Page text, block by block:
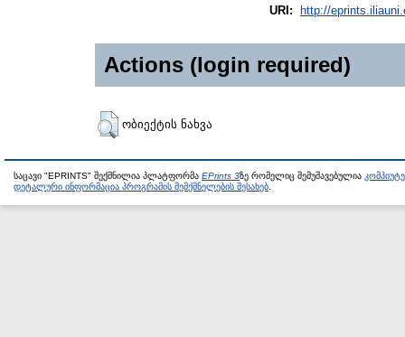
URI:
http://
Actions (login required)
ობიექტის ნახვა
საცავი "EPRINTS" შექმნილია პლატფორმა EPrints 3ზე რომელიც შემუშავებულია
დეტალური ინფორმაცია პროგრამის შემქმნელების შესახებ.